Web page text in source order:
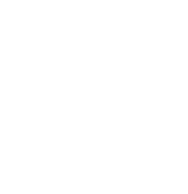
nicht inbegriffen